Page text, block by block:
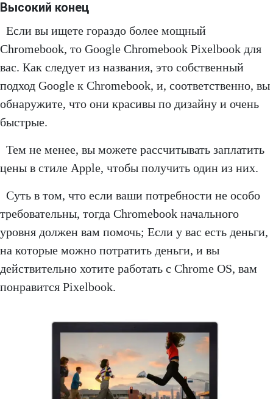
Высокий конец
Если вы ищете гораздо более мощный
Chromebook, то Google Chromebook Pixelbook для
вас. Как следует из названия, это собственный
подход Google к Chromebook, и, соответственно, вы
обнаружите, что они красивы по дизайну и очень
быстрые.
Тем не менее, вы можете рассчитывать заплатить
цены в стиле Apple, чтобы получить один из них.
Суть в том, что если ваши потребности не особо
требовательны, тогда Chromebook начального
уровня должен вам помочь; Если у вас есть деньги,
на которые можно потратить деньги, и вы
действительно хотите работать с Chrome OS, вам
понравится Pixelbook.